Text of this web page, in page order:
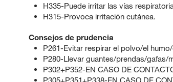
H335-Puede irritar las vías
H315-Provoca irritación cutánea.
Consejos de prudencia
P261-Evitar respirar el polvo/el
P280-Llevar guantes/prendas/gafas/
P302+P352-EN CASO DE
P305+P351+P338-EN CASO DE